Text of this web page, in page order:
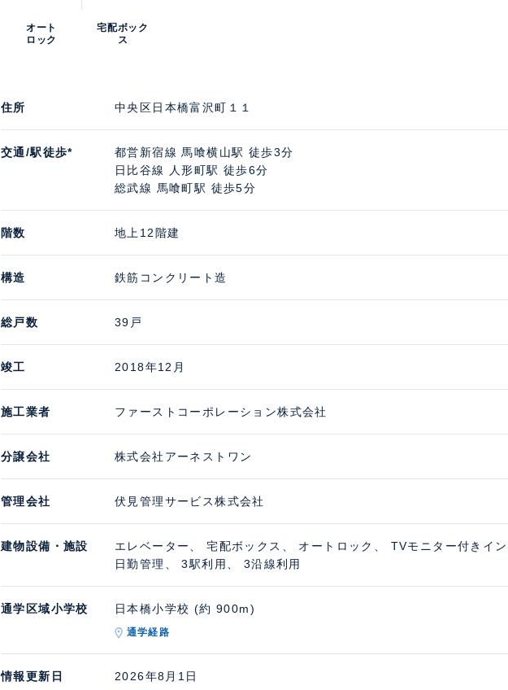
オート
ロック
宅配ボック
ス
住所 中央区日本橋富沢町１１
交通/駅徒歩*
都営新宿線 馬喰横山駅 徒歩3分
日比谷線 人形町駅 徒歩6分
総武線 馬喰町駅 徒歩5分
階数 地上12階建
構造 鉄筋コンクリート造
総戸数 39戸
竣工 2018年12月
施工業者 ファーストコーポレーション株式会社
分譲会社 株式会社アーネストワン
管理会社 伏見管理サービス株式会社
建物設備・施設
エレベーター、 宅配ボックス、 オートロック、 TVモニター付きイ
日勤管理、 3駅利用、 3沿線利用
通学区域小学校 日本橋小学校 (約 900m)
通学経路
情報更新日 2026年8月1日